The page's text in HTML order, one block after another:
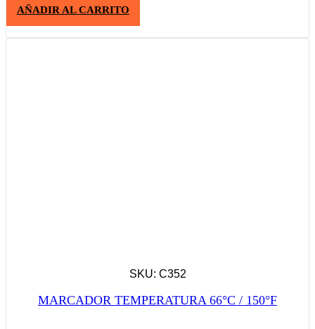
AÑADIR AL CARRITO
SKU: C352
MARCADOR TEMPERATURA 66°C / 150°F